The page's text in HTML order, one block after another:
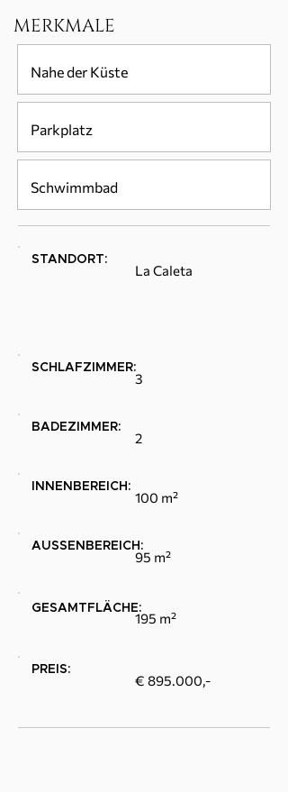
MERKMALE
Nahe der Küste
Parkplatz
Schwimmbad
STANDORT:
La Caleta
SCHLAFZIMMER:
3
BADEZIMMER:
2
INNENBEREICH:
100 m²
AUSSENBEREICH:
95 m²
GESAMTFLÄCHE:
195 m²
PREIS:
€ 895.000,-